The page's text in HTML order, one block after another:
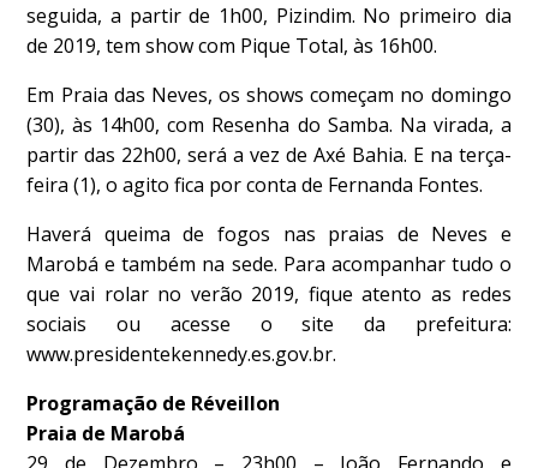
seguida, a partir de 1h00, Pizindim. No primeiro dia
de 2019, tem show com Pique Total, às 16h00.
Em Praia das Neves, os shows começam no domingo
(30), às 14h00, com Resenha do Samba. Na virada, a
partir das 22h00, será a vez de Axé Bahia. E na terça-
feira (1), o agito fica por conta de Fernanda Fontes.
Haverá queima de fogos nas praias de Neves e
Marobá e também na sede. Para acompanhar tudo o
que vai rolar no verão 2019, fique atento as redes
sociais ou acesse o site da prefeitura:
www.presidentekennedy.es.gov.br.
Programação de Réveillon
Praia de Marobá